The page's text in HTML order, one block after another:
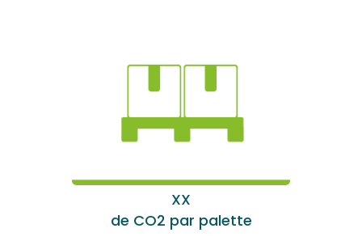
XX
de CO2 par palette